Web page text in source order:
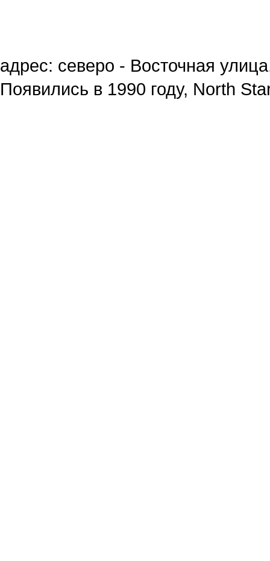
адрес: северо - Восточная
Появились в 1990 году, North